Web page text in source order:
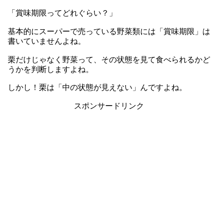
「賞味期限ってどれぐらい？」
基本的にスーパーで売っている野菜類には「賞味期限」は
書いていませんよね。
栗だけじゃなく野菜って、その状態を見て食べられるかど
うかを判断しますよね。
しかし！栗は「中の状態が見えない」んですよね。
スポンサードリンク